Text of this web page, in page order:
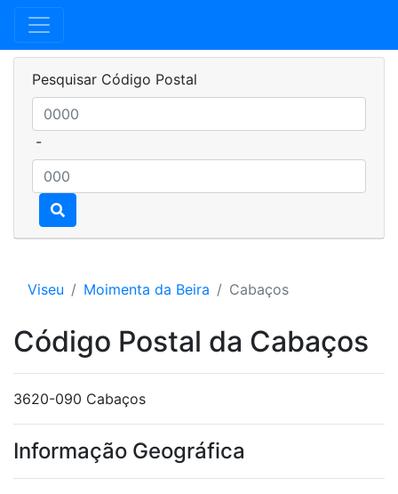
Pesquisar Código Postal
-
Viseu Moimenta da Beira Cabaços
Código Postal da Cabaços
3620-090 Cabaços
Informação Geográfica